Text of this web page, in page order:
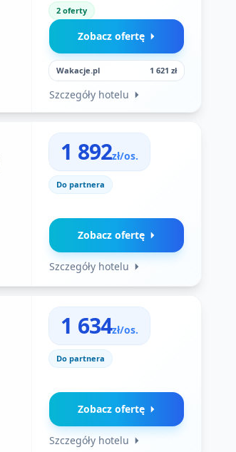
2 oferty
Zobacz ofertę
Wakacje.pl 1 621 zł
Szczegóły hotelu
1 892zł/os.
Do partnera
Zobacz ofertę
Szczegóły hotelu
1 634zł/os.
Do partnera
Zobacz ofertę
Szczegóły hotelu